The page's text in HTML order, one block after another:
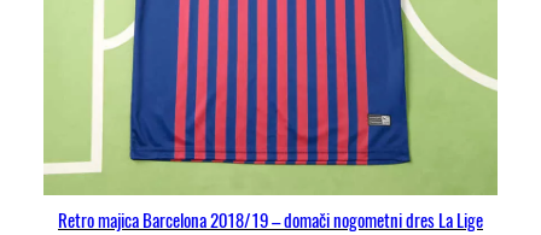
Retro majica Barcelona 2018/19 – domači nogometni dres La Lige